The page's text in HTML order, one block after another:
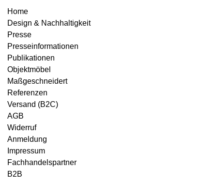
Home
Design & Nachhaltigkeit
Presse
Presseinformationen
Publikationen
Objektmöbel
Maßgeschneidert
Referenzen
Versand (B2C)
AGB
Widerruf
Anmeldung
Impressum
Fachhandelspartner
B2B